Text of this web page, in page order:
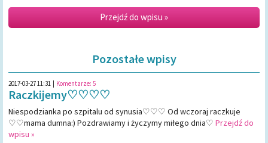
Przejdź do wpisu »
Pozostałe wpisy
2017-03-27 11:31 Komentarze: 5
Raczkijemy♡♡♡♡
Niespodzianka po szpitalu od synusia♡♡♡ Od wczoraj raczkuje
♡♡mama dumna:) Pozdrawiamy i życzymy miłego dnia♡ Przejdź do
wpisu »